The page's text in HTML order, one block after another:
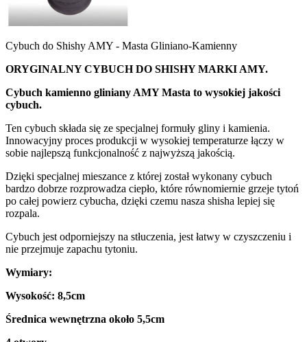
Cybuch do Shishy AMY - Masta Gliniano-Kamienny
ORYGINALNY CYBUCH DO SHISHY MARKI AMY.
Cybuch kamienno gliniany AMY Masta to wysokiej jakości
cybuch.
Ten cybuch składa się ze specjalnej formuły gliny i kamienia.
Innowacyjny proces produkcji w wysokiej temperaturze łączy w
sobie najlepszą funkcjonalność z najwyższą jakością.
Dzięki specjalnej mieszance z której został wykonany cybuch
bardzo dobrze rozprowadza ciepło, które równomiernie grzeje tytoń
po całej powierz cybucha, dzięki czemu nasza shisha lepiej się
rozpala.
Cybuch jest odporniejszy na stłuczenia, jest łatwy w czyszczeniu i
nie przejmuje zapachu tytoniu.
Wymiary:
Wysokość: 8,5cm
Średnica wewnętrzna około 5,5cm